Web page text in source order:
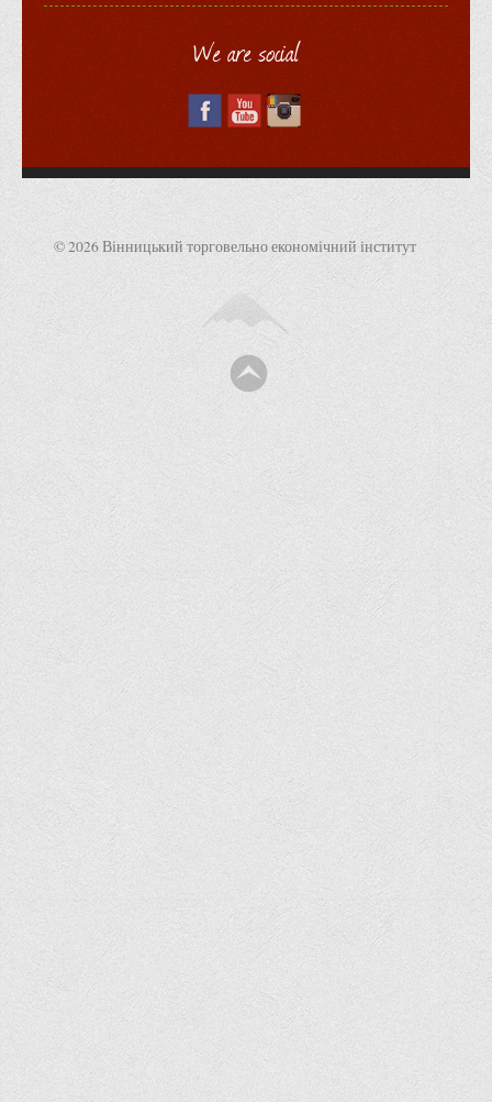
Приймальна комісія: (0432) 55-04-05; (067)
abiturient@vtei.edu.ua
Vinnytsia
21050, Soborna St, 87
vtei@vtei.edu.ua
abiturient@vtei.edu.ua
We are social
© 2026 Вінницький торговельно економічний інститут